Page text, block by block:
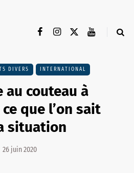
DIVERS INTERNATIONAL
au couteau à
que l’on sait
situation
26 juin 2020